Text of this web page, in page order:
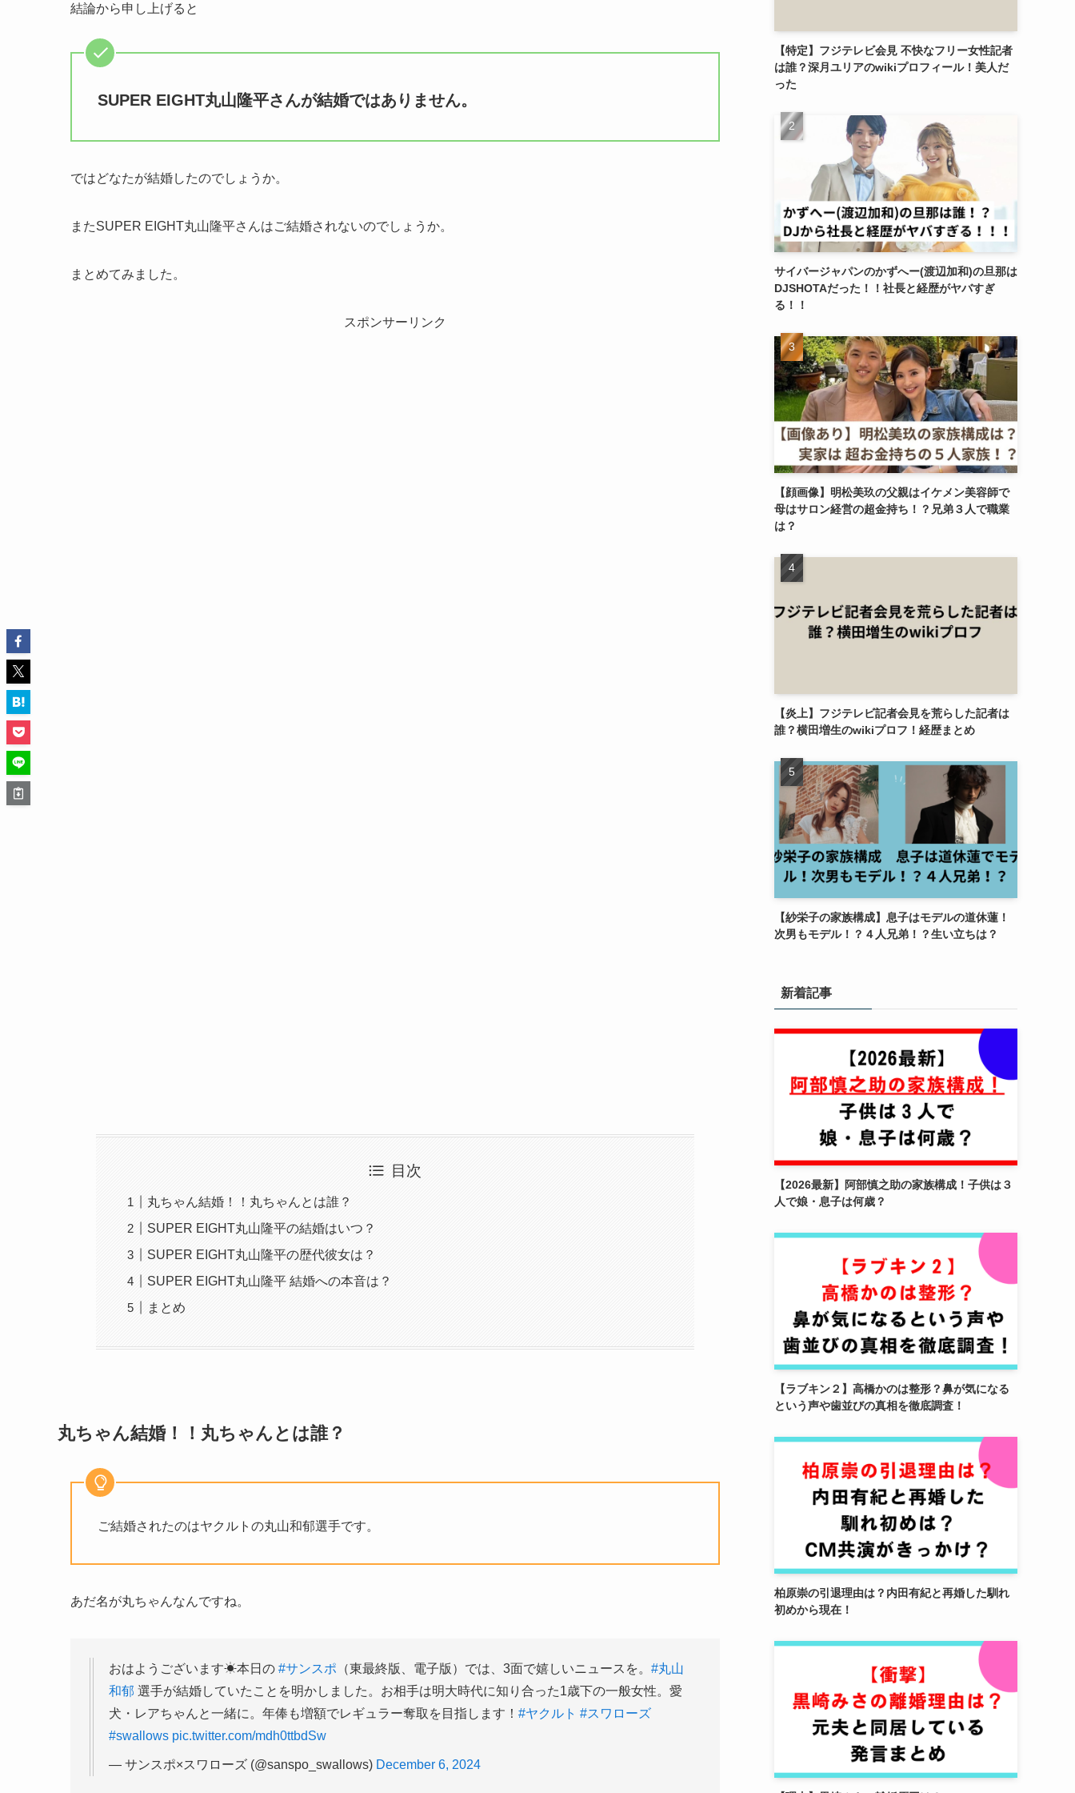
結論から申し上げると
SUPER EIGHT丸山隆平さんが結婚ではありません。
ではどなたが結婚したのでしょうか。
またSUPER EIGHT丸山隆平さんはご結婚されないのでしょうか。
まとめてみました。
スポンサーリンク
目次
丸ちゃん結婚！！丸ちゃんとは誰？
SUPER EIGHT丸山隆平の結婚はいつ？
SUPER EIGHT丸山隆平の歴代彼女は？
SUPER EIGHT丸山隆平 結婚への本音は？
まとめ
丸ちゃん結婚！！丸ちゃんとは誰？
ご結婚されたのはヤクルトの丸山和郁選手です。
あだ名が丸ちゃんなんですね。
おはようございます☀本日の #サンスポ （東最終版、電子版）では、3面で嬉しいニュースを。 #丸山
和郁 選手が結婚していたことを明かしました。お相手は明大時代に知り合った1歳下の一般女性。愛
犬・レアちゃんと一緒に。年俸も増額でレギュラー奪取を目指します！ #ヤクルト #スワローズ
#swallows pic.twitter.com/mdh0ttbdSw
— サンスポ×スワローズ (@sanspo_swallows) December 6, 2024
【特定】フジテレビ会見 不快なフリー女性記者
は誰？深月ユリアのwikiプロフィール！美人だ
った
サイバージャパンのかずへー(渡辺加和)の旦那は
DJSHOTAだった！！社長と経歴がヤバすぎ
る！！
【顔画像】明松美玖の父親はイケメン美容師で
母はサロン経営の超金持ち！？兄弟３人で職業
は？
【炎上】フジテレビ記者会見を荒らした記者は
誰？横田増生のwikiプロフ！経歴まとめ
【紗栄子の家族構成】息子はモデルの道休蓮！
次男もモデル！？４人兄弟！？生い立ちは？
新着記事
【2026最新】阿部慎之助の家族構成！子供は３
人で娘・息子は何歳？
【ラブキン２】高橋かのは整形？鼻が気になる
という声や歯並びの真相を徹底調査！
柏原崇の引退理由は？内田有紀と再婚した馴れ
初めから現在！